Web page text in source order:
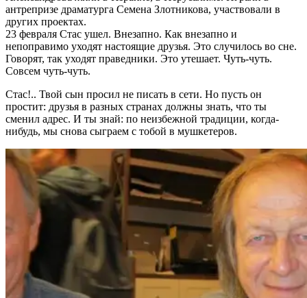
антрепризе драматурга Семена Злотникова, участвовали в
других проектах.
23 февраля Стас ушел. Внезапно. Как внезапно и
непоправимо уходят настоящие друзья. Это случилось во сне.
Говорят, так уходят праведники. Это утешает. Чуть-чуть.
Совсем чуть-чуть.
Стас!.. Твой сын просил не писать в сети. Но пусть он
простит: друзья в разных странах должны знать, что ты
сменил адрес. И ты знай: по неизбежной традиции, когда-
нибудь, мы снова сыграем с тобой в мушкетеров.